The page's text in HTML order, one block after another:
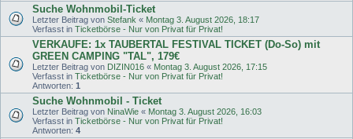
Suche Wohnmobil-Ticket
Letzter Beitrag von Stefank « Montag 3. August 2026, 18:17
Verfasst in Ticketbörse - Nur von Privat für Privat!
VERKAUFE: 1x TAUBERTAL FESTIVAL TICKET (Do-So) mit
GREEN CAMPING "TAL", 179€
Letzter Beitrag von DIZIN016 « Montag 3. August 2026, 17:15
Verfasst in Ticketbörse - Nur von Privat für Privat!
Antworten: 1
Suche Wohnmobil - Ticket
Letzter Beitrag von NinaWie « Montag 3. August 2026, 16:03
Verfasst in Ticketbörse - Nur von Privat für Privat!
Antworten: 4